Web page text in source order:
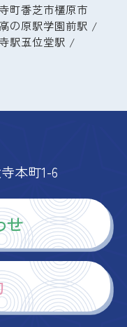
町香芝市橿原市
高の原駅学園前駅
駅五位堂駅
本町1-6
せ